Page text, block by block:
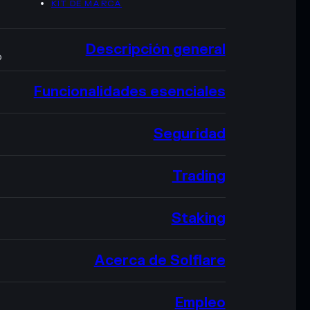
KIT DE MARCA
Descripción general
Funcionalidades esenciales
Seguridad
Trading
Staking
Acerca de Solflare
Empleo